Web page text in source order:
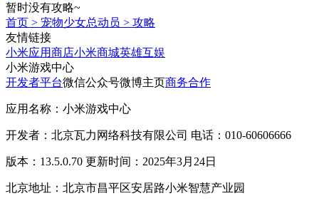
暂时没有攻略~
首页 > 宠物少女总动员 > 攻略
友情链接
小米应用商店小米商城英雄互娱
小米游戏中心
开发者平台微信公众号微博主页商务合作
应用名称：小米游戏中心
开发者：北京瓦力网络科技有限公司 电话：010-60606666
版本：13.5.0.70 更新时间：2025年3月24日
北京地址：北京市昌平区安居路小米智慧产业园